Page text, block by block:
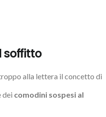
soffitto
alla lettera il concetto di
dei comodini sospesi al